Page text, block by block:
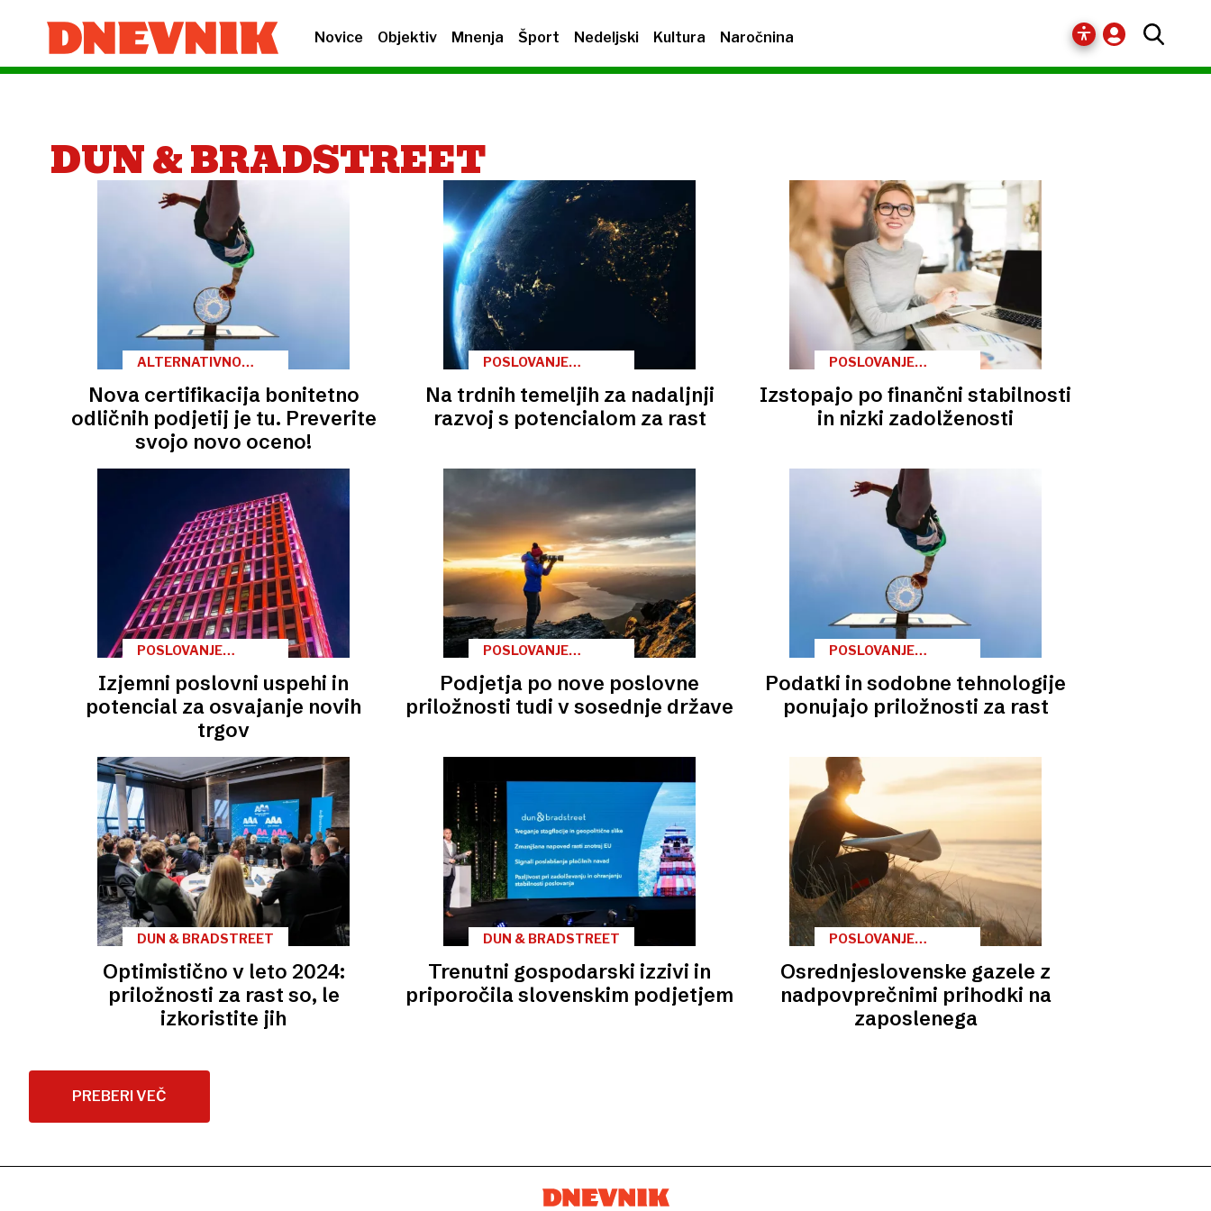
Novice Objektiv Mnenja Šport Nedeljski Kultura Naročnina
DUN & BRADSTREET
ALTERNATIVNO
Nova certifikacija bonitetno
odličnih podjetij je tu. Preverite
svojo novo oceno!
POSLOVANJE
PRIMORSKO-
NOTRANJSKE REGIJE
Na trdnih temeljih za nadaljnji
razvoj s potencialom za rast
POSLOVANJE
SAVINJSKO-
ZASAVSKE REGIJE
Izstopajo po finančni stabilnosti
in nizki zadolženosti
POSLOVANJE
DOLENJSKO-
POSAVSKE REGIJE
Izjemni poslovni uspehi in
potencial za osvajanje novih
trgov
POSLOVANJE
PODRAVSKO-
POMURSKE REGIJE
Podjetja po nove poslovne
priložnosti tudi v sosednje države
POSLOVANJE
OSREDNJESLOVENSKE
REGIJE
Podatki in sodobne tehnologije
ponujajo priložnosti za rast
DUN & BRADSTREET
Optimistično v leto 2024:
priložnosti za rast so, le
izkoristite jih
DUN & BRADSTREET
Trenutni gospodarski izzivi in
priporočila slovenskim podjetjem
POSLOVANJE
OSREDNJESLOVENSKE
REGIJE
Osrednjeslovenske gazele z
nadpovprečnimi prihodki na
zaposlenega
PREBERI VEČ